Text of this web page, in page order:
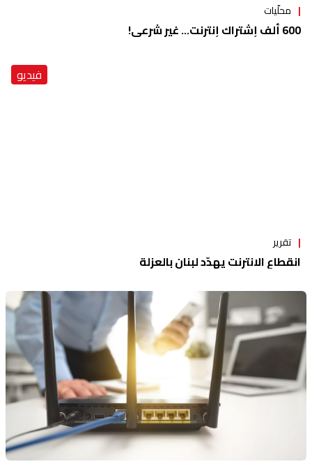
محلّيات
600 ألف إشتراك إنترنت... غير شرعي!
فيديو
تقرير
انقطاع الانترنت يهدّد لبنان بالعزلة